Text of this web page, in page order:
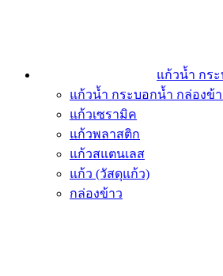
แก้วน้ำ กร
แก้วน้ำ กระบอกน้ำ กล่องข้
แก้วเซรามิค
แก้วพลาสติก
แก้วสแตนเลส
แก้ว (วัสดุแก้ว)
กล่องข้าว